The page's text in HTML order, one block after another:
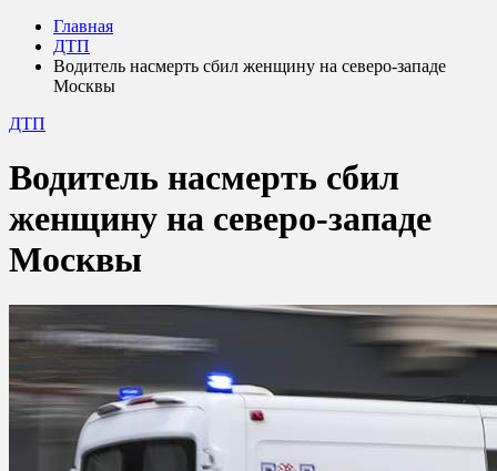
Главная
ДТП
Водитель насмерть сбил женщину на северо-западе
Москвы
ДТП
Водитель насмерть сбил
женщину на северо-западе
Москвы